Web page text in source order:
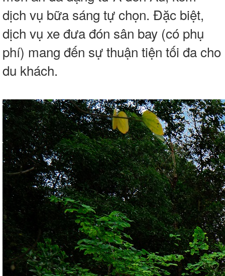
dịch vụ bữa sáng tự chọn. Đặc biệt,
dịch vụ xe đưa đón sân bay (có phụ
phí) mang đến sự thuận tiện tối đa cho
du khách.